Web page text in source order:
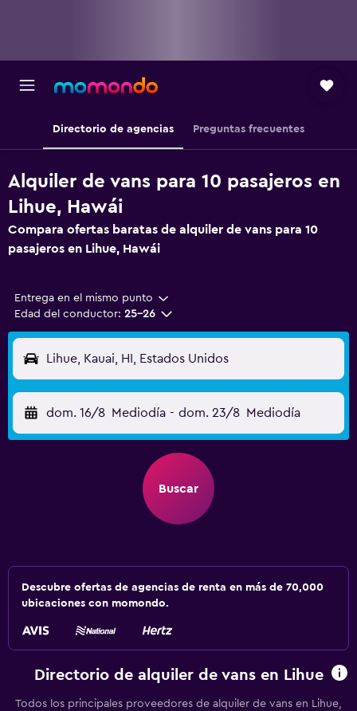
Directorio de agencias Preguntas frecuentes
Alquiler de vans para 10 pasajeros en
Lihue, Hawái
Compara ofertas baratas de alquiler de vans para 10
pasajeros en Lihue, Hawái
Entrega en el mismo punto
Edad del conductor: 25-26
Lihue, Kauai, HI, Estados Unidos
dom. 16/8 Mediodía - dom. 23/8 Mediodía
Buscar
Descubre ofertas de agencias de renta en más de 70,000
ubicaciones con momondo.
Directorio de alquiler de vans en Lihue
Todos los principales proveedores de alquiler de vans en Lihue,